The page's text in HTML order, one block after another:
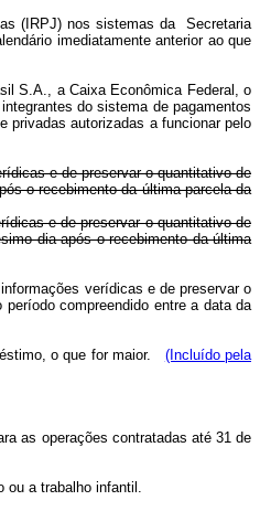
(IRPJ) nos sistemas da Secretaria
imediatamente anterior ao que
S.A., a Caixa Econômica Federal, o
do sistema de pagamentos
autorizadas a funcionar pelo
e de preservar o quantitativo de
o recebimento da última parcela da
e de preservar o quantitativo de
dia após o recebimento da última
verídicas e de preservar o
compreendido entre a data da
o que for maior. (Incluído pela
as operações contratadas até 31 de
ou a trabalho infantil.